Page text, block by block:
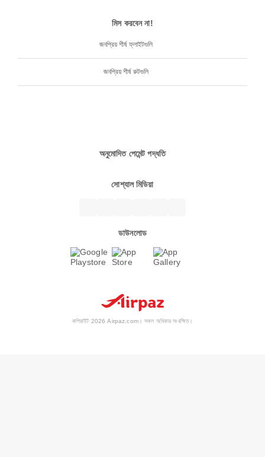
মিস করবেন না!
জনপ্রিয় শীর্ষ ফ্লাইটগুলি
জনপ্রিয় শীর্ষ রুটগুলি
অনুমোদিত পেমেন্ট পদ্ধতি
সোশ্যাল মিডিয়া
ডাউনলোড
কপিরাইট 2026 Airpaz.com। সকল অধিকার সংরক্ষিত।